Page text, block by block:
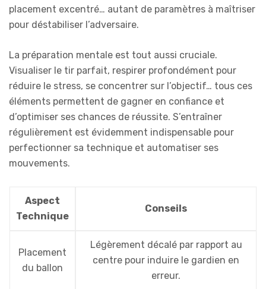
placement excentré… autant de paramètres à maîtriser
pour déstabiliser l’adversaire.
La préparation mentale est tout aussi cruciale.
Visualiser le tir parfait, respirer profondément pour
réduire le stress, se concentrer sur l’objectif… tous ces
éléments permettent de gagner en confiance et
d’optimiser ses chances de réussite. S’entraîner
régulièrement est évidemment indispensable pour
perfectionner sa technique et automatiser ses
mouvements.
Aspect
Technique
Conseils
Placement
du ballon
Légèrement décalé par rapport au
centre pour induire le gardien en
erreur.